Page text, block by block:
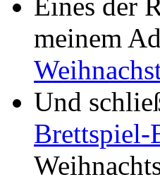
Eines der
meinem
Und
Brettspiel-